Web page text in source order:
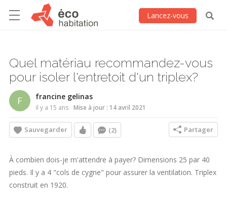
Lancez-vous
Quel matériau recommandez-vous
pour isoler l'entretoit d'un triplex?
F francine gelinas
il y a 15 ans Mise à jour : 14 avril 2021
Sauvegarder (2) Partager
À combien dois-je m'attendre à payer? Dimensions 25 par 40
pieds. Il y a 4 "cols de cygne" pour assurer la ventilation. Triplex
construit en 1920.